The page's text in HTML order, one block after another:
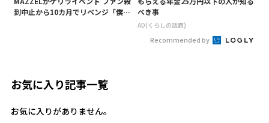
到中止から10カ月でリベンジ「僕ら
べき事
AD(くらしの話題)
Recommended by
お気に入り記事一覧
お気に入りがありません。